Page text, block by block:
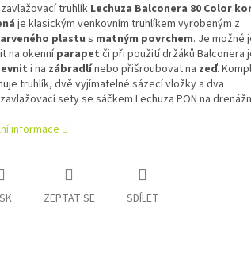
truhlík Lechuza Balconera 80 Color
je klasickým venkovním truhlíkem vyrobeným z
plastu s matným povrchem. Je možné
na okenníparapet či při použití držáků Balconera
i na zábradlínebo přišroubovat na zeď.
truhlík, dvě vyjímatelné sázecí vložky a dva
sety se sáčkem Lechuza PON na
informace
ZEPTAT SE SDÍLET